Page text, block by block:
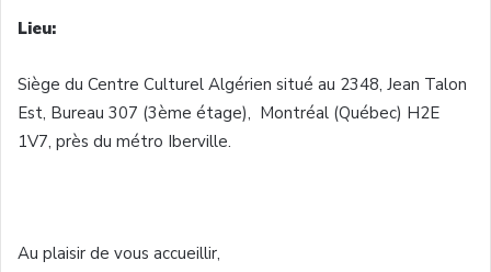
Lieu:
Siège du Centre Culturel Algérien situé au 2348, Jean Talon
Est, Bureau 307 (3ème étage), Montréal (Québec) H2E
1V7, près du métro Iberville.
Au plaisir de vous accueillir,